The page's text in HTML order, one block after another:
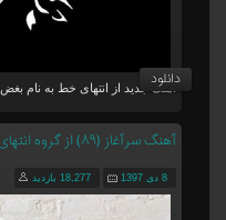
آهنگ جدید از انتهای خط به نام بغض
دانلود
آهنگ سرآغاز (۸۹) از گروه انتهای خط
8 دی 1397 18,277 بازدید